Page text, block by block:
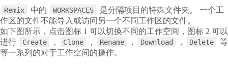
Remix 中的 WORKSPACES
是分隔项目的特殊文件夹。 一个工
作区的文件不能导入或访问另一个不同工作区的文件。
如下图所示，点击图标 1 可以切换不同的工作空间，图标 2 可以
进行
Create ， Clone ， Rename ， Download ， Delete
等
等一系列的对于工作空间的操作。